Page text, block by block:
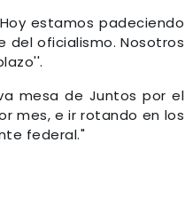
estamos padeciendo
del oficialismo. Nosotros
mesa de Juntos por el
mes, e ir rotando en los
federal."